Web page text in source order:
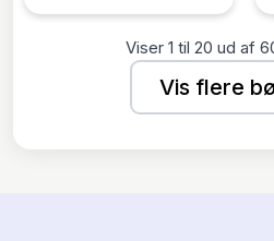
Viser 1 til 20 ud af
Vis flere